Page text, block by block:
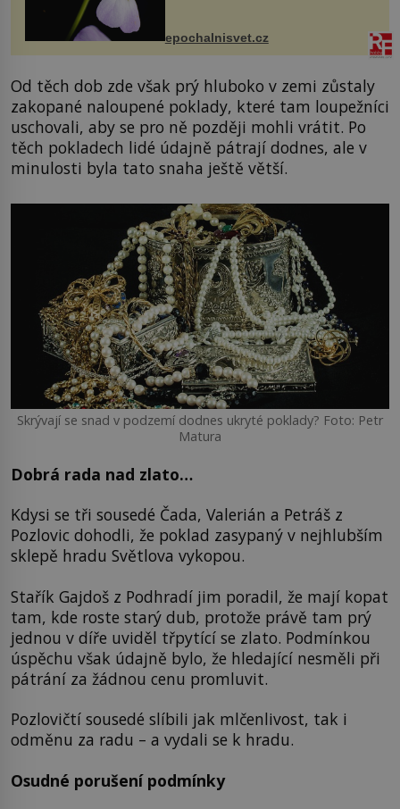
vstupenka...
epochalnisvet.cz
Od těch dob zde však prý hluboko v zemi zůstaly
zakopané naloupené poklady, které tam loupežníci
uschovali, aby se pro ně později mohli vrátit. Po
těch pokladech lidé údajně pátrají dodnes, ale v
minulosti byla tato snaha ještě větší.
Skrývají se snad v podzemí dodnes ukryté poklady? Foto: Petr
Matura
Dobrá rada nad zlato…
Kdysi se tři sousedé Čada, Valerián a Petráš z
Pozlovic dohodli, že poklad zasypaný v nejhlubším
sklepě hradu Světlova vykopou.
Stařík Gajdoš z Podhradí jim poradil, že mají kopat
tam, kde roste starý dub, protože právě tam prý
jednou v díře uviděl třpytící se zlato. Podmínkou
úspěchu však údajně bylo, že hledající nesměli při
pátrání za žádnou cenu promluvit.
Pozlovičtí sousedé slíbili jak mlčenlivost, tak i
odměnu za radu – a vydali se k hradu.
Osudné porušení podmínky